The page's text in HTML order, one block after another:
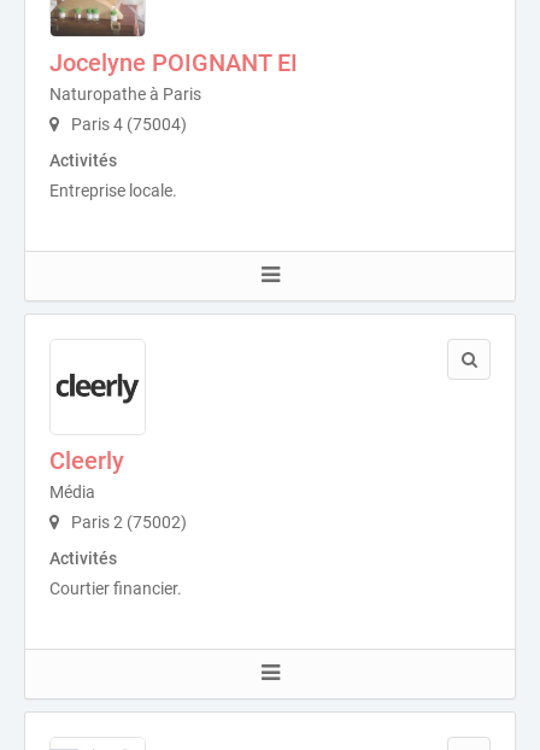
Jocelyne POIGNANT EI
Naturopathe à Paris
Paris 4 (75004)
Activités
Entreprise locale.
Cleerly
Média
Paris 2 (75002)
Activités
Courtier financier.